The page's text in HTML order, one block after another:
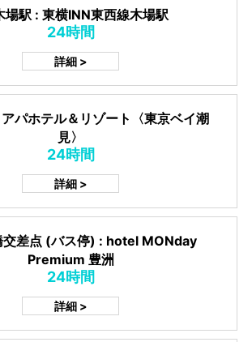
場駅 : 東横INN東西線木場駅
24時間
詳細 >
パホテル＆リゾート〈東京ベイ潮
見〉
24時間
詳細 >
交差点 (バス停) : hotel MONday
Premium 豊洲
24時間
詳細 >